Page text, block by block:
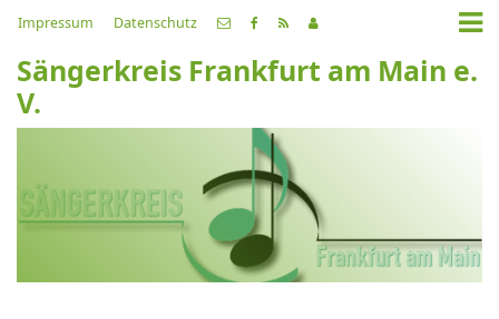
Impressum Datenschutz
Sängerkreis Frankfurt am Main e.
V.